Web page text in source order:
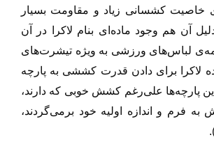
خاصیت کشسانی زیاد و مقاومت بسیار
آن هم وجود ماده‌ای بنام لاکرا در آن
لباس‌های ورزشی به ویژه تیشرت‌های
لاکرا برای دادن قدرت کششی به پارچه
پارچه‌ها علی‌رغم کشش خوبی که دارند،
به فرم و اندازه اولیه خود برمی‌گردند،